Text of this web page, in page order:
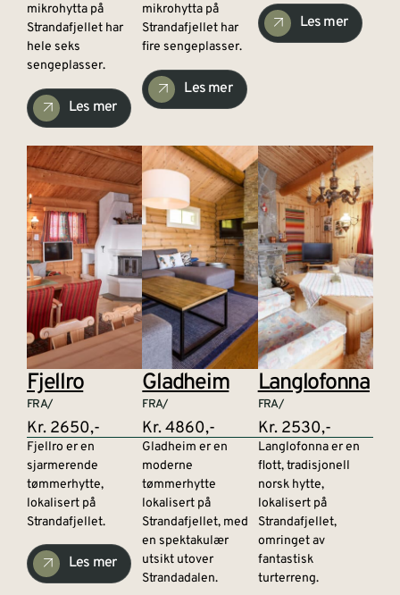
mikrohytta på
Strandafjellet har
hele seks
sengeplasser.
Les mer
mikrohytta på
Strandafjellet har
fire sengeplasser.
Les mer
Les mer
Fjellro
FRA/
Kr. 2650,-
Fjellro er en
sjarmerende
tømmerhytte,
lokalisert på
Strandafjellet.
Les mer
Gladheim
FRA/
Kr. 4860,-
Gladheim er en
moderne
tømmerhytte
lokalisert på
Strandafjellet, med
en spektakulær
utsikt utover
Strandadalen.
Langlofonna
FRA/
Kr. 2530,-
Langlofonna er en
flott, tradisjonell
norsk hytte,
lokalisert på
Strandafjellet,
omringet av
fantastisk
turterreng.